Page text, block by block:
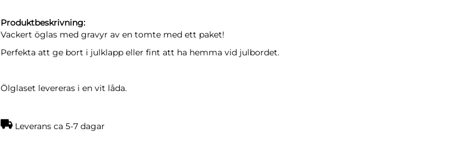
Produktbeskrivning:
Vackert öglas med gravyr av en tomte med ett paket!
Perfekta att ge bort i julklapp eller fint att ha hemma vid julbordet.
Ölglaset levereras i en vit låda.
Leverans ca 5-7 dagar